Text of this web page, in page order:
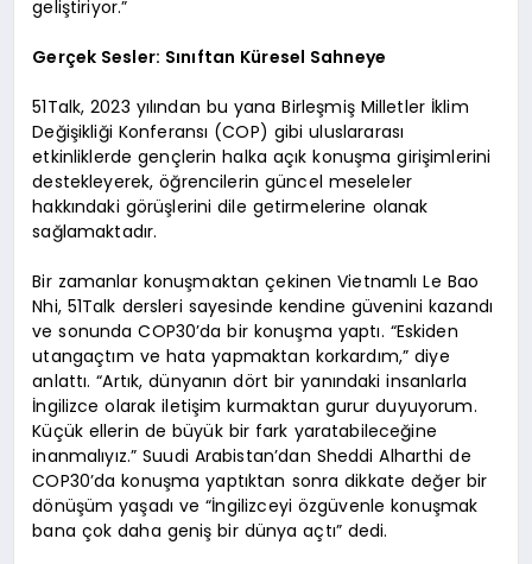
geliştiriyor.”
Gerçek Sesler: Sınıftan Küresel Sahneye
51Talk, 2023 yılından bu yana Birleşmiş Milletler İklim
Değişikliği Konferansı (COP) gibi uluslararası
etkinliklerde gençlerin halka açık konuşma girişimlerini
destekleyerek, öğrencilerin güncel meseleler
hakkındaki görüşlerini dile getirmelerine olanak
sağlamaktadır.
Bir zamanlar konuşmaktan çekinen Vietnamlı Le Bao
Nhi, 51Talk dersleri sayesinde kendine güvenini kazandı
ve sonunda COP30’da bir konuşma yaptı. “Eskiden
utangaçtım ve hata yapmaktan korkardım,” diye
anlattı. “Artık, dünyanın dört bir yanındaki insanlarla
İngilizce olarak iletişim kurmaktan gurur duyuyorum.
Küçük ellerin de büyük bir fark yaratabileceğine
inanmalıyız.” Suudi Arabistan’dan Sheddi Alharthi de
COP30’da konuşma yaptıktan sonra dikkate değer bir
dönüşüm yaşadı ve “İngilizceyi özgüvenle konuşmak
bana çok daha geniş bir dünya açtı” dedi.